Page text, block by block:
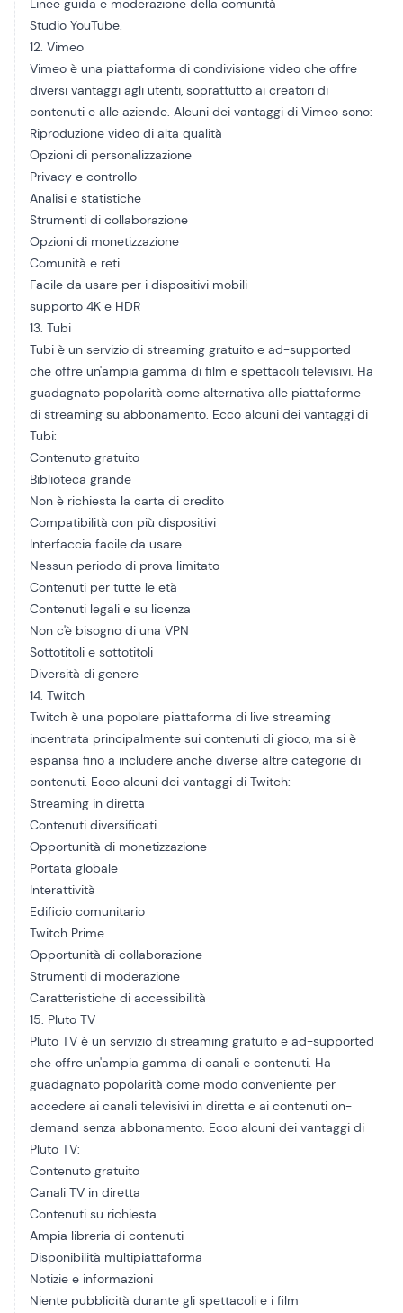
Linee guida e moderazione della comunità
Studio YouTube.
12. Vimeo
Vimeo è una piattaforma di condivisione video che offre
diversi vantaggi agli utenti, soprattutto ai creatori di
contenuti e alle aziende. Alcuni dei vantaggi di Vimeo sono:
Riproduzione video di alta qualità
Opzioni di personalizzazione
Privacy e controllo
Analisi e statistiche
Strumenti di collaborazione
Opzioni di monetizzazione
Comunità e reti
Facile da usare per i dispositivi mobili
supporto 4K e HDR
13. Tubi
Tubi è un servizio di streaming gratuito e ad-supported
che offre un'ampia gamma di film e spettacoli televisivi. Ha
guadagnato popolarità come alternativa alle piattaforme
di streaming su abbonamento. Ecco alcuni dei vantaggi di
Tubi:
Contenuto gratuito
Biblioteca grande
Non è richiesta la carta di credito
Compatibilità con più dispositivi
Interfaccia facile da usare
Nessun periodo di prova limitato
Contenuti per tutte le età
Contenuti legali e su licenza
Non c'è bisogno di una VPN
Sottotitoli e sottotitoli
Diversità di genere
14. Twitch
Twitch è una popolare piattaforma di live streaming
incentrata principalmente sui contenuti di gioco, ma si è
espansa fino a includere anche diverse altre categorie di
contenuti. Ecco alcuni dei vantaggi di Twitch:
Streaming in diretta
Contenuti diversificati
Opportunità di monetizzazione
Portata globale
Interattività
Edificio comunitario
Twitch Prime
Opportunità di collaborazione
Strumenti di moderazione
Caratteristiche di accessibilità
15. Pluto TV
Pluto TV è un servizio di streaming gratuito e ad-supported
che offre un'ampia gamma di canali e contenuti. Ha
guadagnato popolarità come modo conveniente per
accedere ai canali televisivi in diretta e ai contenuti on-
demand senza abbonamento. Ecco alcuni dei vantaggi di
Pluto TV:
Contenuto gratuito
Canali TV in diretta
Contenuti su richiesta
Ampia libreria di contenuti
Disponibilità multipiattaforma
Notizie e informazioni
Niente pubblicità durante gli spettacoli e i film